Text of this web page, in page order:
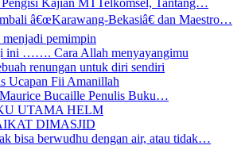
â€œKarawang-Bekasiâ€ dan Maestro…
pemimpin
ini ……. Cara Allah menyayangimu
renungan untuk diri sendiri
Ucapan Fii Amanillah
Bucaille Penulis Buku…
UTAMA HELM
DIMASJID
bisa berwudhu dengan air, atau tidak…